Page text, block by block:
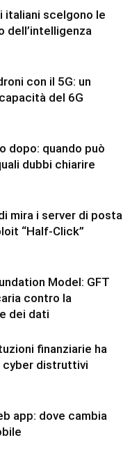
italiani scelgono le
dell’intelligenza
con il 5G: un
del 6G
dopo: quando può
dubbi chiarire
mira i server di posta
“Half-Click”
Model: GFT
contro la
dei dati
finanziarie ha
distruttivi
app: dove cambia